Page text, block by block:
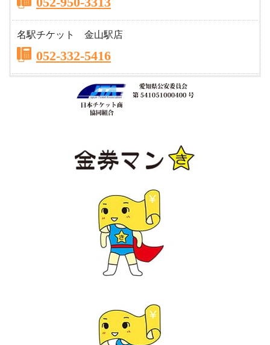
名駅チケット 金山駅店
052-332-5416